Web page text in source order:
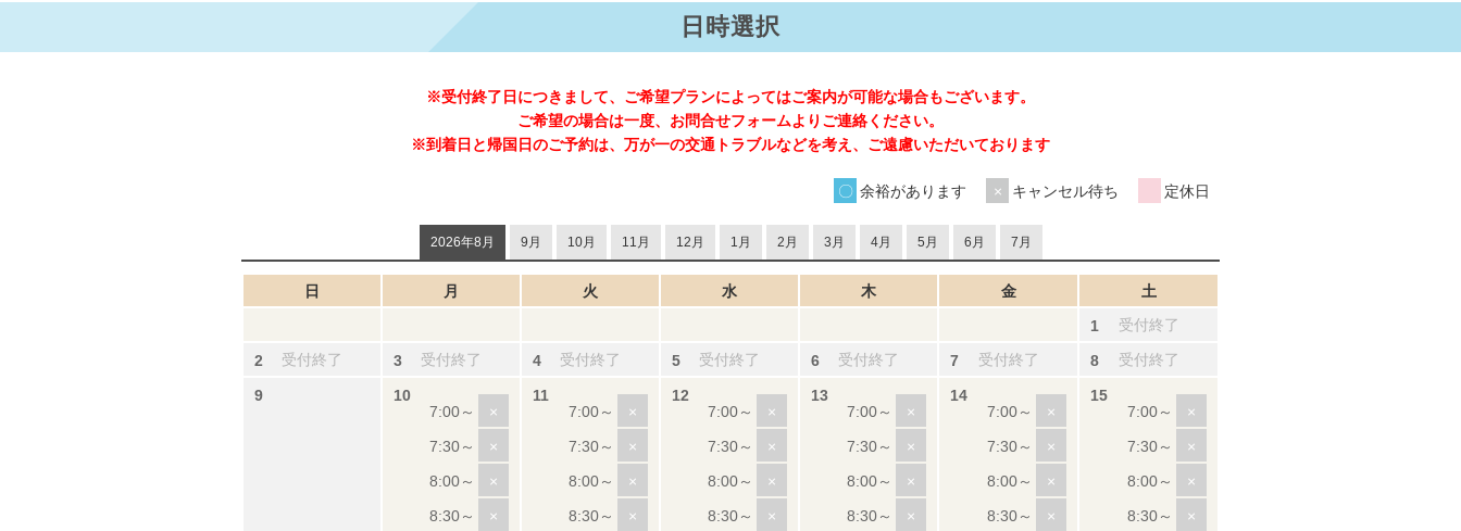
日時選択
※受付終了日につきまして、ご希望プランによってはご案内が可能な場合もございます。
ご希望の場合は一度、お問合せフォームよりご連絡ください。
※到着日と帰国日のご予約は、万が一の交通トラブルなどを考え、ご遠慮いただいております
余裕があります キャンセル待ち 定休日
2026年8月 9月 10月 11月 12月 1月 2月 3月 4月 5月 6月 7月
日 月 火 水 木 金
土
受付終了
受付終了
受付終了 受付終了 受付終了 受付終了 受付終了 受付終了
×
×
×
×
×
×
×
×
×
×
×
×
×
×
×
×
×
×
×
×
×
×
×
×